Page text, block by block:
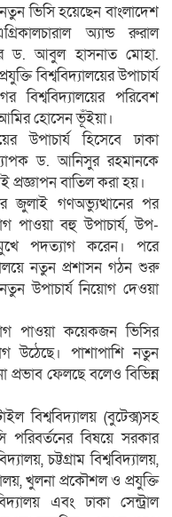
নতুন ভিসি হয়েছেন বাংলাদেশ
অ্যান্ড রুরাল
ড. আবুল হাসনাত মোহা.
বিশ্ববিদ্যালয়ের উপাচার্য
বিশ্ববিদ্যালয়ের পরিবেশ
হোসেন ভূঁইয়া।
উপাচার্য হিসেবে ঢাকা
ড. আনিসুর রহমানকে
প্রজ্ঞাপন বাতিল করা হয়।
জুলাই গণঅভ্যুত্থানের পর
পাওয়া বহু উপাচার্য, উপ-
পদত্যাগ করেন। পরে
নতুন প্রশাসন গঠন শুরু
উপাচার্য নিয়োগ দেওয়া
পাওয়া কয়েকজন ভিসির
উঠেছে। পাশাপাশি নতুন
ফেলছে বলেও বিভিন্ন
বিশ্ববিদ্যালয় (বুটেক্স)সহ
পরিবর্তনের বিষয়ে সরকার
চট্টগ্রাম বিশ্ববিদ্যালয়,
খুলনা প্রকৌশল ও প্রযুক্তি
এবং ঢাকা সেন্ট্রাল